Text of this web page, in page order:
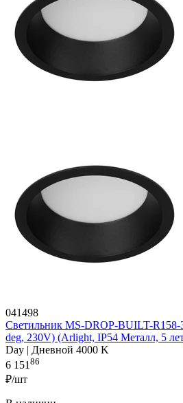
041498
Светильник MS-DROP-BUILT-
deg, 230V) (Arlight, IP54 Металл, 5
Day | Дневной 4000 K
6 151 86
₽/шт